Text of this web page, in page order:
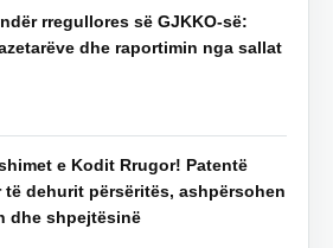
rregullores së GJKKO-së:
dhe raportimin nga sallat
e Kodit Rrugor! Patentë
të dehurit përsëritës, ashpërsohen
dhe shpejtësinë